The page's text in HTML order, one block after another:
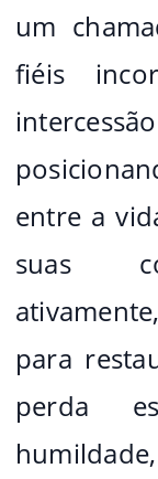
um
fiéis
entre a
suas
para
perda